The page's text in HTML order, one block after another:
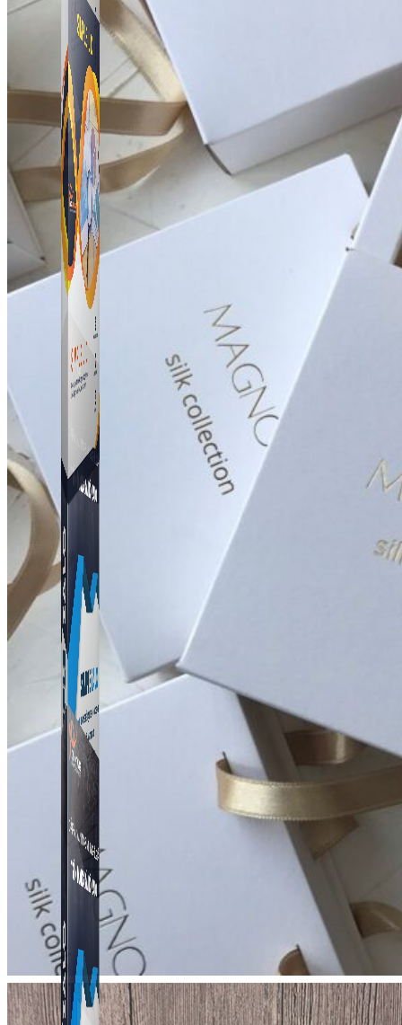
Simple UID
Quét UID Facebook: UID profile, UID group, danh
sách tương tác
Simple Zalo
Hỗ trợ kết bạn, gửi tin nhắn chăm sóc khách hàng trên
Zalo.
Simple UID
Quét UID Facebook: UID profile, UID group, danh
sách tương tác